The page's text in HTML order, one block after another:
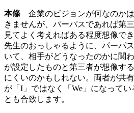
本條 企業のビジョンが何なのか
きませんが、パーパスであれば第
見てよく考えればある程度想像で
先生のおっしゃるように、パーパ
いて、相手がどうなったのかに関
が設定したものと第三者が想像す
にくいのかもしれない。両者が共
が「I」ではなく「We」になって
とも合致します。